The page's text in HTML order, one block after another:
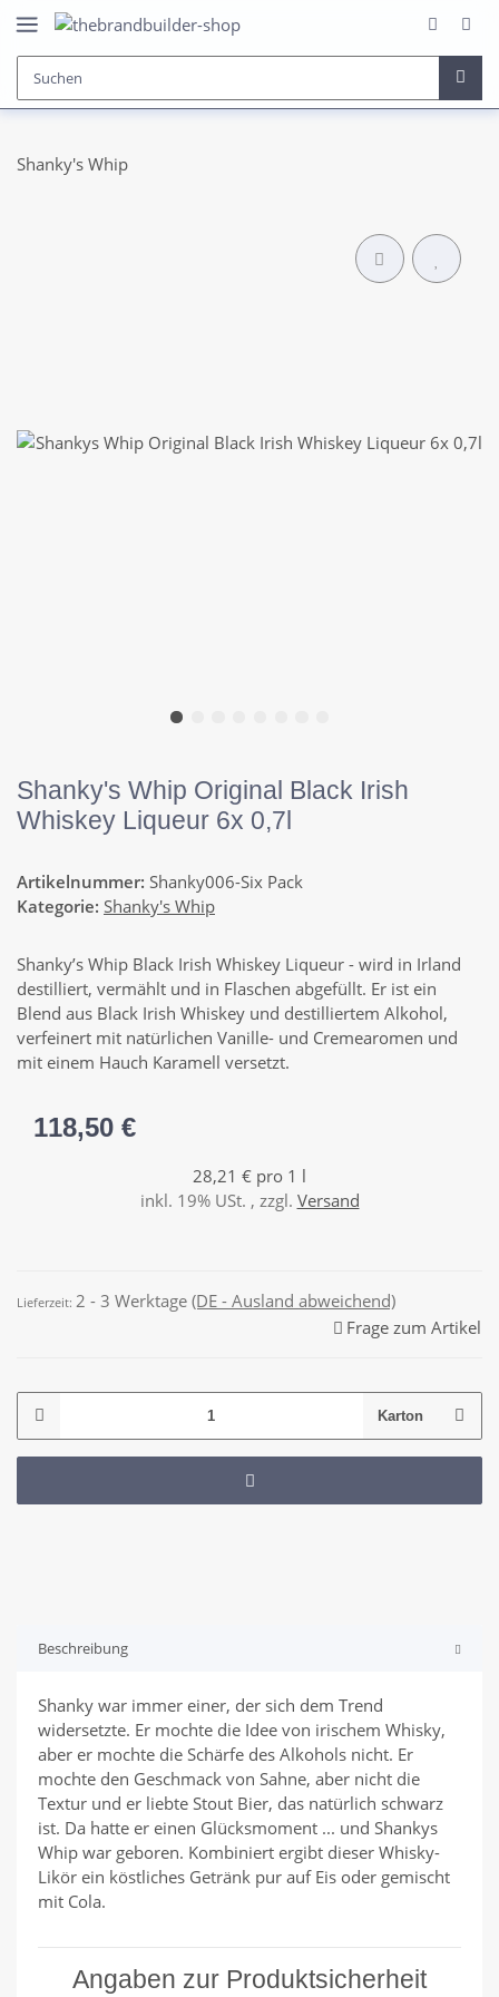
Shanky's Whip
Shanky's Whip Original Black Irish
Whiskey Liqueur 6x 0,7l
Artikelnummer: Shanky006-Six Pack
Kategorie: Shanky's Whip
Shanky’s Whip Black Irish Whiskey Liqueur - wird in Irland
destilliert, vermählt und in Flaschen abgefüllt. Er ist ein
Blend aus Black Irish Whiskey und destilliertem Alkohol,
verfeinert mit natürlichen Vanille- und Cremearomen und
mit einem Hauch Karamell versetzt.
118,50 €
28,21 € pro 1 l
inkl. 19% USt. , zzgl. Versand
Lieferzeit: 2 - 3 Werktage (DE - Ausland abweichend)
Frage zum Artikel
Karton
Beschreibung
Shanky war immer einer, der sich dem Trend
widersetzte. Er mochte die Idee von irischem Whisky,
aber er mochte die Schärfe des Alkohols nicht. Er
mochte den Geschmack von Sahne, aber nicht die
Textur und er liebte Stout Bier, das natürlich schwarz
ist. Da hatte er einen Glücksmoment ... und Shankys
Whip war geboren. Kombiniert ergibt dieser Whisky-
Likör ein köstliches Getränk pur auf Eis oder gemischt
mit Cola.
Angaben zur Produktsicherheit